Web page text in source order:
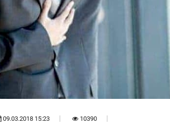
09.03.2018 15:23 10390